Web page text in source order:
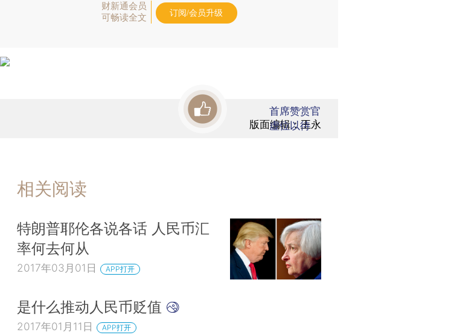
财新通会员
可畅读全文
订阅/会员升级
版面编辑：王永
首席赞赏官
虚位以待
相关阅读
特朗普耶伦各说各话 人民币汇
率何去何从
2017年03月01日 APP打开
是什么推动人民币贬值
2017年01月11日 APP打开